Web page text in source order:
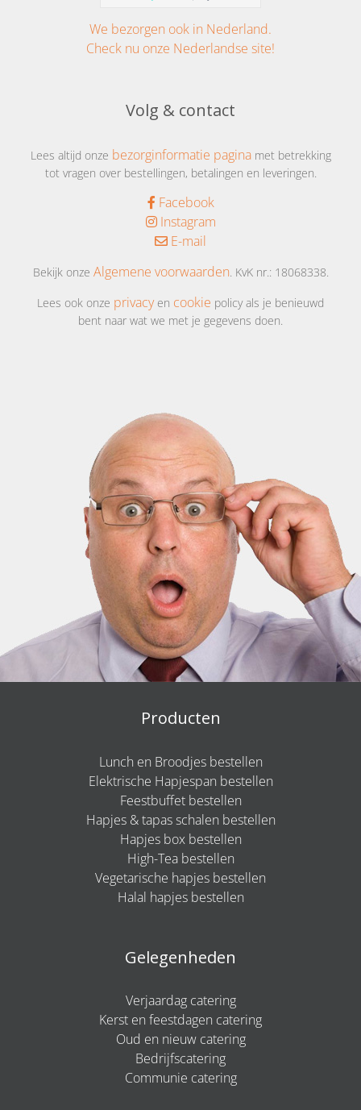
We bezorgen ook in Nederland.
Check nu onze Nederlandse site!
Volg & contact
Lees altijd onze bezorginformatie paginamet betrekking
tot vragen over bestellingen, betalingen en leveringen.
Facebook
Instagram
E-mail
Bekijk onze Algemene voorwaarden. KvK nr.: 18068338.
Lees ook onze privacyen cookie policy als je benieuwd
bent naar wat we met je gegevens doen.
Producten
Lunch en Broodjes bestellen
Elektrische Hapjespan bestellen
Feestbuffet bestellen
Hapjes & tapas schalen bestellen
Hapjes box bestellen
High-Tea bestellen
Vegetarische hapjes bestellen
Halal hapjes bestellen
Gelegenheden
Verjaardag catering
Kerst en feestdagen catering
Oud en nieuw catering
Bedrijfscatering
Communie catering